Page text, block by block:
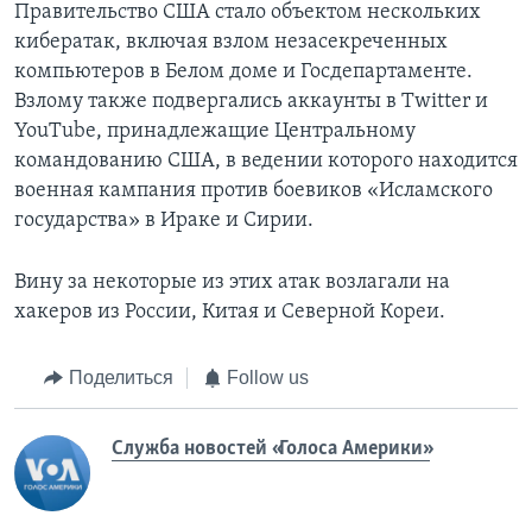
Правительство США стало объектом нескольких
кибератак, включая взлом незасекреченных
компьютеров в Белом доме и Госдепартаменте.
Взлому также подвергались аккаунты в Twitter и
YouTube, принадлежащие Центральному
командованию США, в ведении которого находится
военная кампания против боевиков «Исламского
государства» в Ираке и Сирии.
Вину за некоторые из этих атак возлагали на
хакеров из России, Китая и Северной Кореи.
Поделиться Follow us
Служба новостей «Голоса Америки»